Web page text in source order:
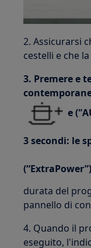
2. Assicurarsi
cestelli e che
3. Premere e
e
3 secondi: le
(“ExtraPower”)
durata del
pannello di
4. Quando il
eseguito,